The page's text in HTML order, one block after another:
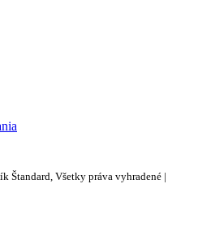
Štandard, Všetky práva vyhradené |